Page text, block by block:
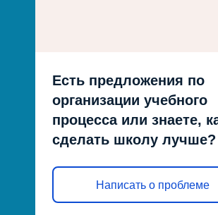
Есть предложения по
организации учебного
процесса или знаете,
сделать школу лучше?
Написать о проблеме